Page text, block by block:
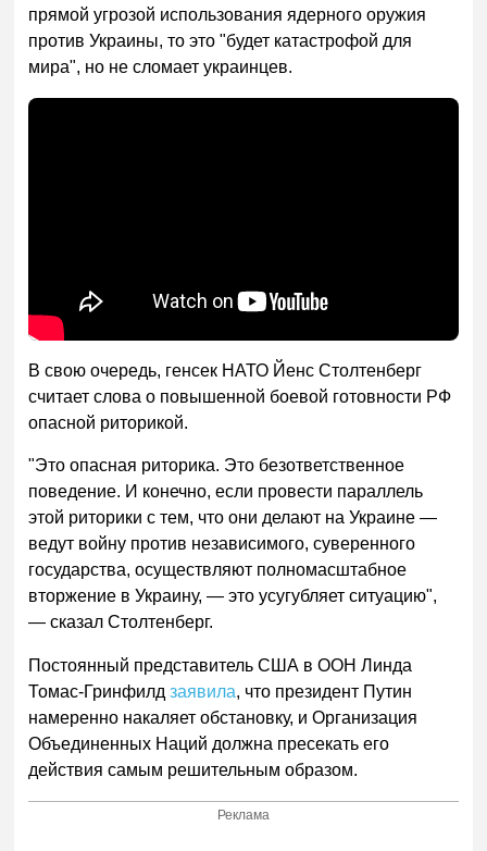
прямой угрозой использования ядерного оружия
против Украины, то это "будет катастрофой для
мира", но не сломает украинцев.
В свою очередь, генсек НАТО Йенс Столтенберг
считает слова о повышенной боевой готовности РФ
опасной риторикой.
"Это опасная риторика. Это безответственное
поведение. И конечно, если провести параллель
этой риторики с тем, что они делают на Украине —
ведут войну против независимого, суверенного
государства, осуществляют полномасштабное
вторжение в Украину, — это усугубляет ситуацию",
— сказал Столтенберг.
Постоянный представитель США в ООН Линда
Томас-Гринфилдзаявила, что президент Путин
намеренно накаляет обстановку, и Организация
Объединенных Наций должна пресекать его
действия самым решительным образом.
Реклама